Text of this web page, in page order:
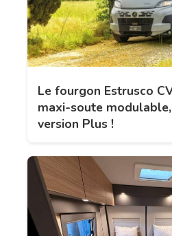
Le fourgon Estrusco
maxi-soute
version Plus !